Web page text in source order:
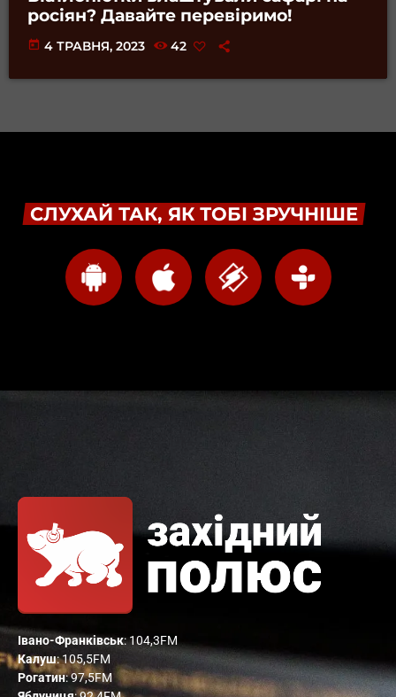
росіян? Давайте перевіримо!
today 4 ТРАВНЯ, 2023 42
СЛУХАЙ ТАК, ЯК ТОБІ ЗРУЧНІШЕ
Івано-Франківськ: 104,3FM
Калуш: 105,5FM
Рогатин: 97,5FM